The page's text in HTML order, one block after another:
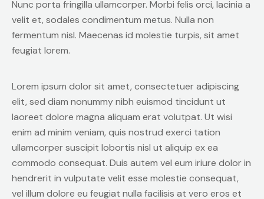
Nunc porta fringilla ullamcorper. Morbi felis orci, lacinia a
velit et, sodales condimentum metus. Nulla non
fermentum nisl. Maecenas id molestie turpis, sit amet
feugiat lorem.
Lorem ipsum dolor sit amet, consectetuer adipiscing
elit, sed diam nonummy nibh euismod tincidunt ut
laoreet dolore magna aliquam erat volutpat. Ut wisi
enim ad minim veniam, quis nostrud exerci tation
ullamcorper suscipit lobortis nisl ut aliquip ex ea
commodo consequat. Duis autem vel eum iriure dolor in
hendrerit in vulputate velit esse molestie consequat,
vel illum dolore eu feugiat nulla facilisis at vero eros et